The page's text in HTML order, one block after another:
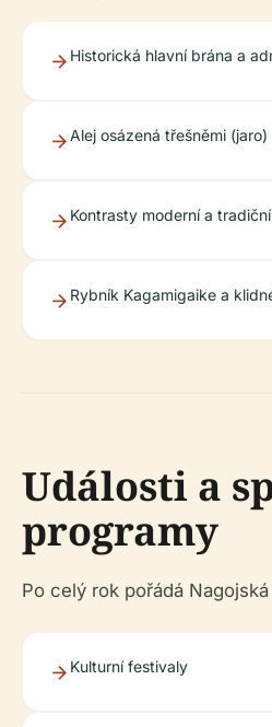
Historická hlavní brána a
Alej osázená třešněmi (jaro)
Kontrasty moderní a
Rybník Kagamigaike a
Události a
programy
Po celý rok pořádá
Kulturní festivaly